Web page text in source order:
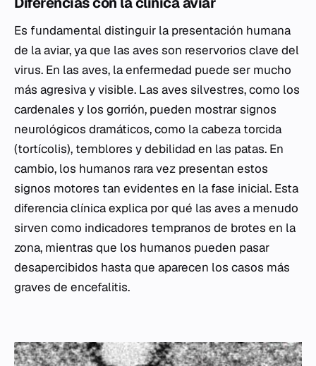
Es fundamental distinguir la presentación humana
de la aviar, ya que las aves son reservorios clave del
virus. En las aves, la enfermedad puede ser mucho
más agresiva y visible. Las aves silvestres, como los
cardenales y los gorrión, pueden mostrar signos
neurológicos dramáticos, como la cabeza torcida
(tortícolis), temblores y debilidad en las patas. En
cambio, los humanos rara vez presentan estos
signos motores tan evidentes en la fase inicial. Esta
diferencia clínica explica por qué las aves a menudo
sirven como indicadores tempranos de brotes en la
zona, mientras que los humanos pueden pasar
desapercibidos hasta que aparecen los casos más
graves de encefalitis.